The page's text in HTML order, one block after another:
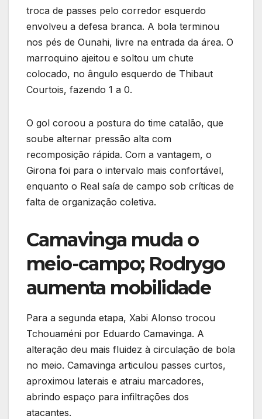
troca de passes pelo corredor esquerdo
envolveu a defesa branca. A bola terminou
nos pés de Ounahi, livre na entrada da área. O
marroquino ajeitou e soltou um chute
colocado, no ângulo esquerdo de Thibaut
Courtois, fazendo 1 a 0.
O gol coroou a postura do time catalão, que
soube alternar pressão alta com
recomposição rápida. Com a vantagem, o
Girona foi para o intervalo mais confortável,
enquanto o Real saía de campo sob críticas de
falta de organização coletiva.
Camavinga muda o
meio-campo; Rodrygo
aumenta mobilidade
Para a segunda etapa, Xabi Alonso trocou
Tchouaméni por Eduardo Camavinga. A
alteração deu mais fluidez à circulação de bola
no meio. Camavinga articulou passes curtos,
aproximou laterais e atraiu marcadores,
abrindo espaço para infiltrações dos
atacantes.